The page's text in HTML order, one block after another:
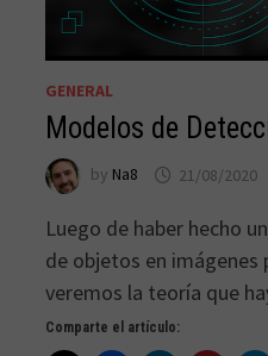
GENERAL
Modelos de
by Na8 21/08/2020
Luego de haber hecho
de objetos en imágenes
veremos la teoría que
Comparte el artículo: